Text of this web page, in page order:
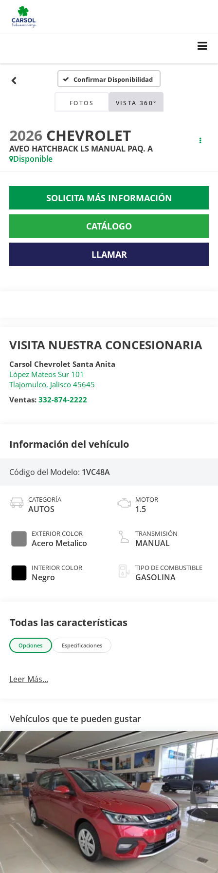
Confirmar Disponibilidad
FOTOS VISTA 360°
2026 CHEVROLET
AVEO HATCHBACK LS MANUAL PAQ. A
Disponible
SOLICITA MÁS INFORMACIÓN
CATÁLOGO
LLAMAR
VISITA NUESTRA CONCESIONARIA
Carsol Chevrolet Santa Anita
López Mateos Sur 101
Tlajomulco, Jalisco 45645
Ventas: 332-874-2222
Información del vehículo
Código del Modelo: 1VC48A
CATEGORÍA
AUTOS
EXTERIOR COLOR
Acero Metalico
INTERIOR COLOR
Negro
MOTOR
1.5
TRANSMISIÓN
MANUAL
TIPO DE COMBUSTIBLE
GASOLINA
Todas las características
Opciones Especificaciones
Leer Más...
Vehículos que te pueden gustar